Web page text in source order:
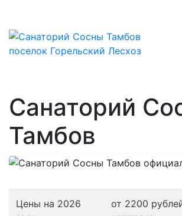
Санаторий
Тамбов
Цены на 2026
от 2200